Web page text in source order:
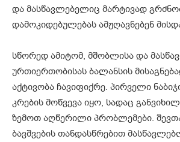
და მასწავლებელიც მარტივად
დამოკიდებულებას ამჟღავნებენ
სწორედ ამიტომ, მშობლისა და
ურთიერთობისას ბალანსის
აქტივობა ჩავიფიქრე. პირველი
კრების მოწვევა იყო, სადაც
ზემოთ აღწერილი პრობლემები.
ბავშვების თანდასწრებით